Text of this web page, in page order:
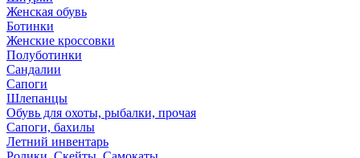
Женская обувь
Ботинки
Женские кроссовки
Полуботинки
Сандалии
Сапоги
Шлепанцы
Обувь для охоты, рыбалки, прочая
Сапоги, бахилы
Летний инвентарь